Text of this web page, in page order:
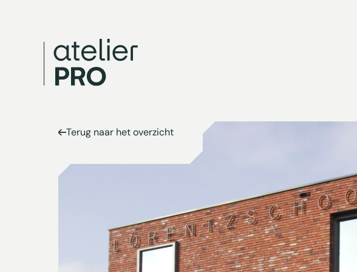
Terug naar het overzicht
Terug naar het overzicht